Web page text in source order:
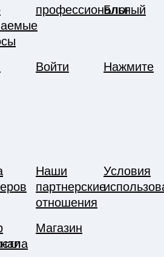
профессиональный
Блог
Войти Нажмите
Наши
партнерские
отношения
Условия
Магазин